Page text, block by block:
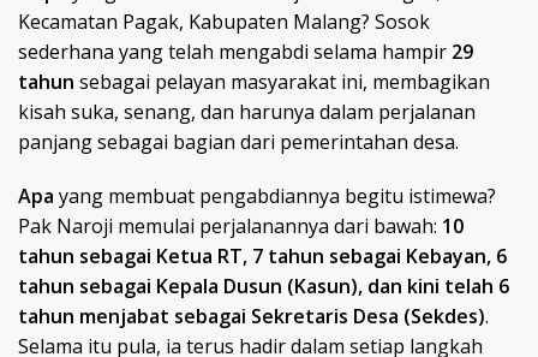
Kecamatan Pagak, Kabupaten Malang? Sosok
sederhana yang telah mengabdi selama hampir 29
tahun sebagai pelayan masyarakat ini, membagikan
kisah suka, senang, dan harunya dalam perjalanan
panjang sebagai bagian dari pemerintahan desa.
Apa yang membuat pengabdiannya begitu istimewa?
Pak Naroji memulai perjalanannya dari bawah: 10
tahun sebagai Ketua RT, 7 tahun sebagai Kebayan, 6
tahun sebagai Kepala Dusun (Kasun), dan kini telah 6
tahun menjabat sebagai Sekretaris Desa (Sekdes).
Selama itu pula, ia terus hadir dalam setiap langkah